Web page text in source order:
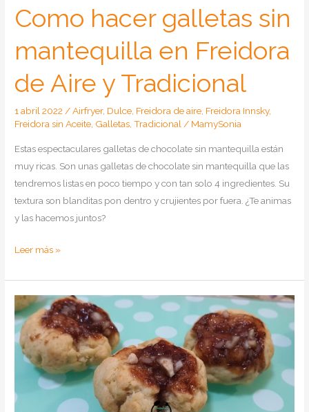
Como hacer galletas sin
mantequilla en Freidora
de Aire y Tradicional
1 abril 2022/Airfryer, Dulce, Freidora de aire, Freidora Innsky,
Freidora sin Aceite, Galletas,Tradicional/ MamySonia
Estas espectaculares galletas de chocolate sin mantequilla están
muy ricas. Son unas galletas de chocolate sin mantequilla que las
tendremos listas en poco tiempo y con tan solo 4 ingredientes. Su
textura son blanditas pon dentro y crujientes por fuera. ¿Te animas
y las hacemos juntos?
Como
galletas
sin
mantequilla
en
Freidora
y
Leer más »